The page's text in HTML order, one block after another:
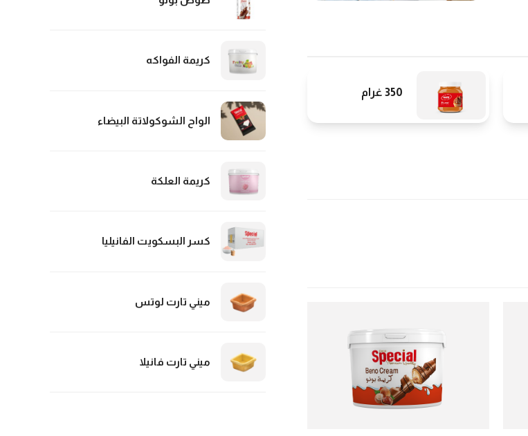
350 غرام
كريمة الفواكه
الواح الشوكولاتة البيضاء
كريمة العلكة
كسر البسكويت الفانيليا
ميني تارت لوتس
ميني تارت فانيلا